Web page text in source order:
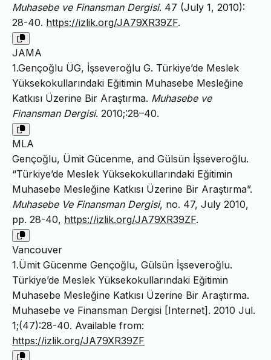
Muhasebe ve Finansman Dergisi. 47 (July 1, 2010):
28-40. https://izlik.org/JA79XR39ZF.
JAMA
1.Gençoğlu ÜG, İşseveroğlu G. Türkiye’de Meslek
Yüksekokullarındaki Eğitimin Muhasebe Mesleğine
Katkısı Üzerine Bir Araştırma. Muhasebe ve
Finansman Dergisi. 2010;:28–40.
MLA
Gençoğlu, Ümit Gücenme, and Gülsün İşseveroğlu.
“Türkiye’de Meslek Yüksekokullarındaki Eğitimin
Muhasebe Mesleğine Katkısı Üzerine Bir Araştırma”.
Muhasebe Ve Finansman Dergisi, no. 47, July 2010,
pp. 28-40, https://izlik.org/JA79XR39ZF.
Vancouver
1.Ümit Gücenme Gençoğlu, Gülsün İşseveroğlu.
Türkiye’de Meslek Yüksekokullarındaki Eğitimin
Muhasebe Mesleğine Katkısı Üzerine Bir Araştırma.
Muhasebe ve Finansman Dergisi [Internet]. 2010 Jul.
1;(47):28-40. Available from:
https://izlik.org/JA79XR39ZF